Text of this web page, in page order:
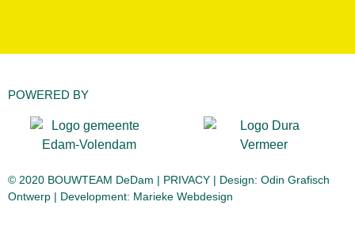
POWERED BY
© 2020 BOUWTEAM DeDam | PRIVACY | Design: Odin Grafisch
Ontwerp | Development: Marieke Webdesign